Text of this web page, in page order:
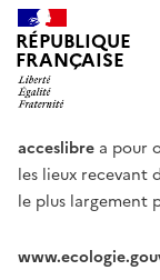
RÉPUBLIQUE
FRANÇAISE
acceslibre a pour
les lieux recevant
le plus largement